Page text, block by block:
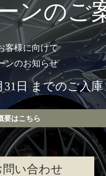
ンのご
客様に向けて
ンのお知らせ
31日 までのご入庫
要はこちら
い合わせ